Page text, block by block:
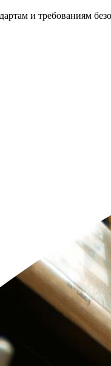
и требованиям